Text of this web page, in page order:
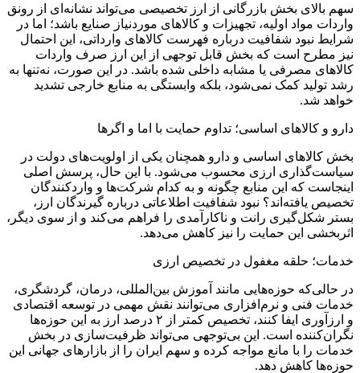
سهم بالای بخش بازرگانی از ارز تخصیصی می‌تواند نشانه‌ای از رونق
واردات مواد اولیه، تجهیزات و کالاهای موردنیاز صنایع باشد؛ اما در
شرایط نبود شفافیت درباره فهرست کالاهای وارداتی، این احتمال
نیز مطرح است که بخش قابل توجهی از این ارز صرف واردات
کالاهای مصرفی یا مشابه داخلی شده باشد. در این صورت، نه‌تنها به
رشد تولید کمک نمی‌شود، بلکه وابستگی به منابع خارجی تشدید
خواهد شد.
دارو و کالاهای اساسی؛ تداوم حمایت با اما و اگرها
بخش کالاهای اساسی و دارو همچنان یکی از اولویت‌های دولت در
سیاست‌گذاری ارزی محسوب می‌شود. با این حال، پرسش اصلی
اینجاست که این منابع چگونه و به کدام شرکت‌ها و واردکنندگان
تخصیص یافته‌اند؟ نبود شفافیت اطلاعاتی درباره گیرندگان ارز،
بستر شکل‌گیری رانت و ناکارآمدی را فراهم می‌کند و از سوی دیگر،
اثربخشی این حمایت را نیز کاهش می‌دهد.
خدمات؛ حلقه مغفول در تخصیص ارزی
در حالی‌که حوزه‌هایی مانند آموزش بین‌المللی، درمان، گردشگری،
خدمات فنی و نرم‌افزاری می‌توانند نقش مهمی در توسعه اقتصادی
و ارزآوری ایفا کنند، تخصیص کمتر از ۲ درصد ارز به این حوزه‌ها
نگران‌کننده است. این بی‌توجهی می‌تواند ظرفیت‌سازی در بخش
خدمات را با مانع مواجه کرده و سهم ایران را از بازارهای جهانی این
حوزه‌ها کاهش دهد.